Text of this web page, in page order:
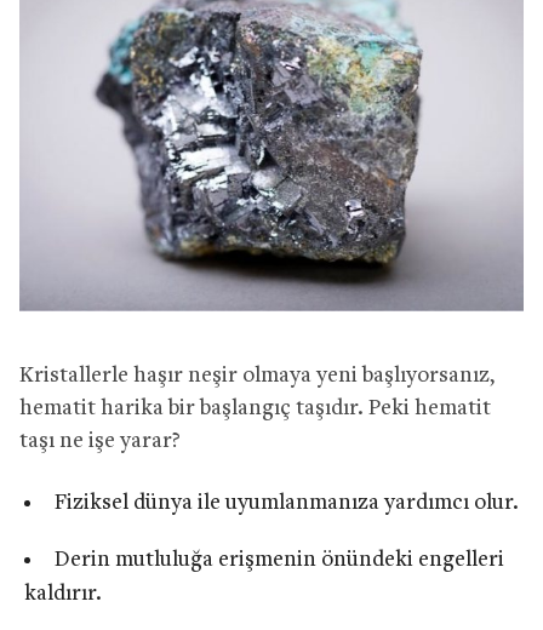
Kristallerle haşır neşir olmaya yeni başlıyorsanız,
hematit harika bir başlangıç taşıdır. Peki hematit
taşı ne işe yarar?
Fiziksel dünya ile uyumlanmanıza yardımcı olur.
Derin mutluluğa erişmenin önündeki engelleri
kaldırır.